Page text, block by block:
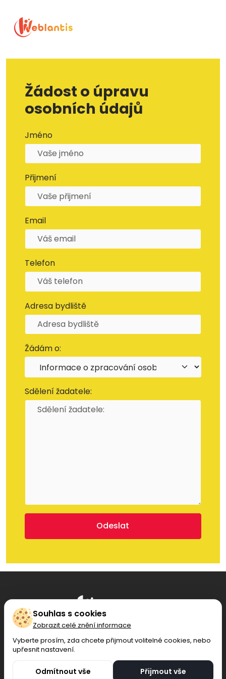
Žádost o úpravu
osobních údajů
Jméno
Přijmení
Email
Telefon
Adresa bydliště
Žádám o:
Sdělení žadatele:
Odeslat
Copyright © 2026 WeWeWeb s.r.o. - Všechna
práva vyhrazena.
Souhlas s cookies
Zobrazit celé znění informace
Vyberte prosím, zda chcete přijmout volitelné cookies, nebo
upřesnit nastavení.
Odmítnout vše Přijmout vše